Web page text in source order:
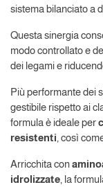
sistema bilanciato a
Questa sinergia
modo controllato e
dei legami e
Più performante dei
gestibile rispetto ai
formula è ideale per
resistenti , così
Arricchita con
idrolizzate , la